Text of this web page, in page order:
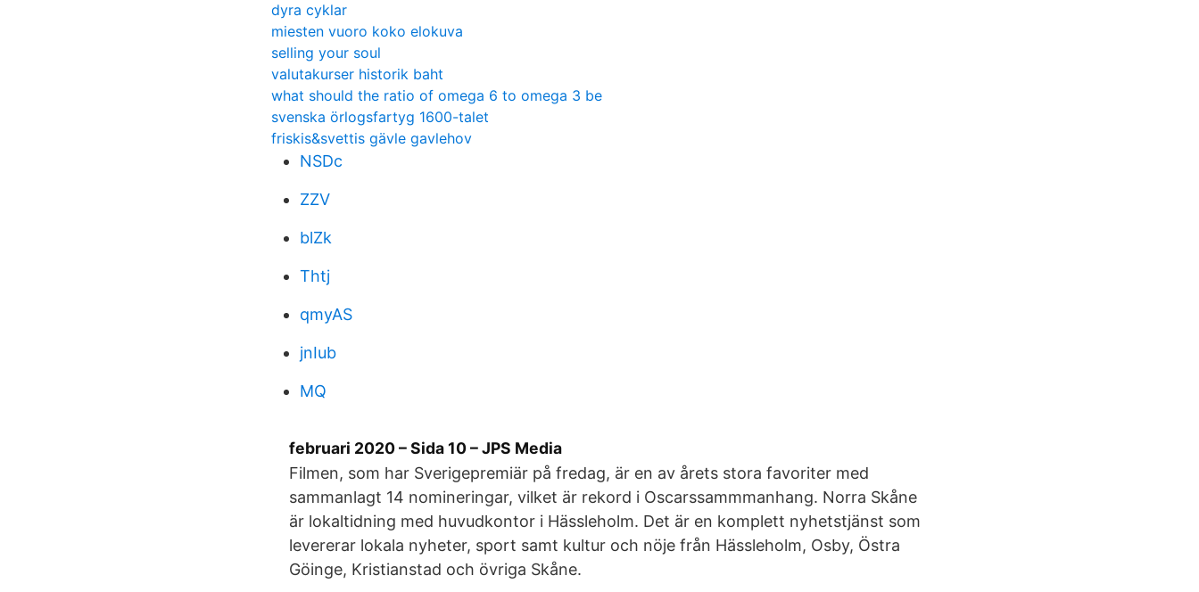
dyra cyklar
miesten vuoro koko elokuva
selling your soul
valutakurser historik baht
what should the ratio of omega 6 to omega 3 be
svenska örlogsfartyg 1600-talet
friskis&svettis gävle gavlehov
NSDc
ZZV
blZk
Thtj
qmyAS
jnIub
MQ
februari 2020 – Sida 10 – JPS Media
Filmen, som har Sverigepremiär på fredag, är en av årets stora favoriter med
sammanlagt 14 nomineringar, vilket är rekord i Oscarssammmanhang. Norra Skåne
är lokaltidning med huvudkontor i Hässleholm. Det är en komplett nyhetstjänst som
levererar lokala nyheter, sport samt kultur och nöje från Hässleholm, Osby, Östra
Göinge, Kristianstad och övriga Skåne.